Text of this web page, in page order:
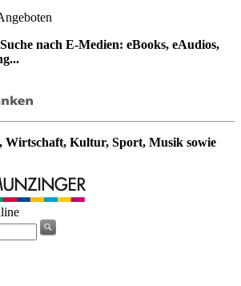
nach E-Medien: eBooks, eAudios,
Wirtschaft, Kultur, Sport, Musik sowie